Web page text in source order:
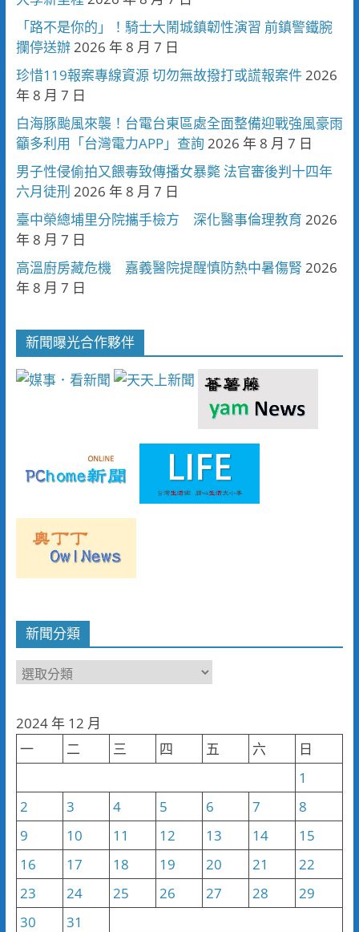
「路不是你的」！騎士大鬧城鎮韌性演習 前鎮警鐵腕
攔停送辦 2026 年 8 月 7 日
珍惜119報案專線資源 切勿無故撥打或謊報案件 2026
年 8 月 7 日
白海豚颱風來襲！台電台東區處全面整備迎戰強風豪雨
籲多利用「台灣電力APP」查詢 2026 年 8 月 7 日
男子性侵偷拍又餵毒致傳播女暴斃 法官審後判十四年
六月徒刑 2026 年 8 月 7 日
臺中榮總埔里分院攜手檢方 深化醫事倫理教育 2026
年 8 月 7 日
高溫廚房藏危機 嘉義醫院提醒慎防熱中暑傷腎 2026
年 8 月 7 日
新聞曝光合作夥伴
新聞分類
新
類
2024 年 12 月
一
二 三 四 五 六
日
1
2
3 4 5 6 7
8
9
10 11 12 13 14
15
16
17 18 19 20 21
22
23
24 25 26 27 28
29
30
31